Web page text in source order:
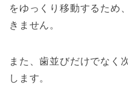
をゆっくり移動するため
きません。
また、歯並びだけでなく
します。